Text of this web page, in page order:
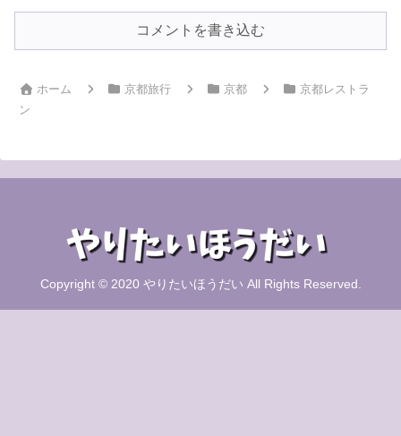
コメントを書き込む
ホーム 京都旅行 京都
京都レストラ
ン
Copyright © 2020 やりたいほうだい All Rights Reserved.